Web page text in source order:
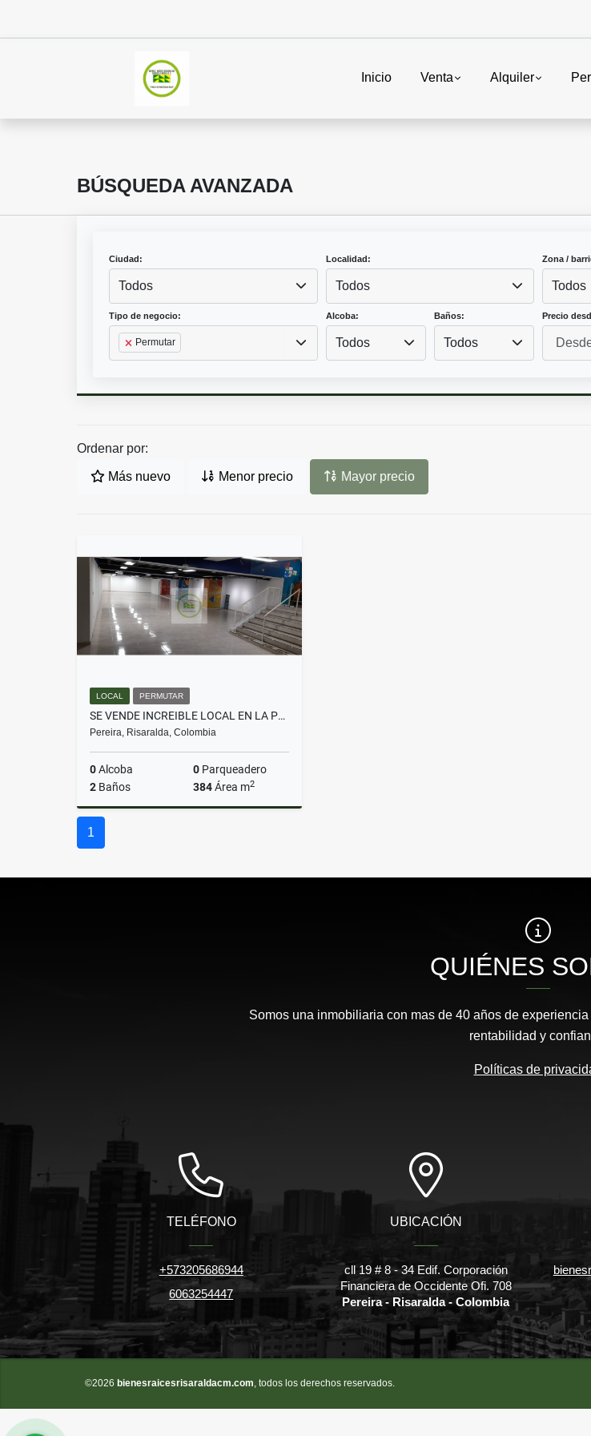
Inicio Venta Alquiler
BÚSQUEDA AVANZADA
Ciudad:
Todos
Localidad:
Todos
Zona /
Todos
Tipo de negocio:
Permutar
Alcoba:
Todos
Baños:
Todos
Precio
Ordenar por:
Más nuevo Menor precio Mayor precio
LOCAL PERMUTAR
SE VENDE INCREIBLE LOCAL EN LA PLAZA DE BOLIVAR 384 M2
Pereira, Risaralda, Colombia
0Alcoba 0 Parqueadero
2 Baños 384Área m2
1
QUIÉNES
Somos una inmobiliaria con mas de 40 años de
rentabilidad y
Políticas de
TELÉFONO
+573205686944
6063254447
UBICACIÓN
cll 19 # 8 - 34 Edif. Corporación
Financiera de Occidente Ofi. 708
Pereira - Risaralda - Colombia
©2026 bienesraicesrisaraldacm.com, todos los derechos reservados.